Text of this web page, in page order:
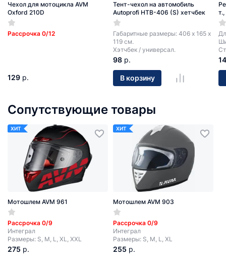
Чехол для мотоцикла AVM
Oxford 210D
Рассрочка 0/12
129 р.
Тент-чехол на автомобиль
Autoprofi HTB-406 (S) хетчбек
Габаритные размеры: 406 х 165 х
119 см.
Хэтчбек / универсал.
98 р.
В корзину
14
Сопутствующие товары
ХИТ
Мотошлем AVM 961
Рассрочка 0/9
Интеграл
Размеры: S, M, L, XL, XXL
275 р.
ХИТ
Мотошлем AVM 903
Рассрочка 0/9
Интеграл
Размеры: S, M, L, XL
255 р.